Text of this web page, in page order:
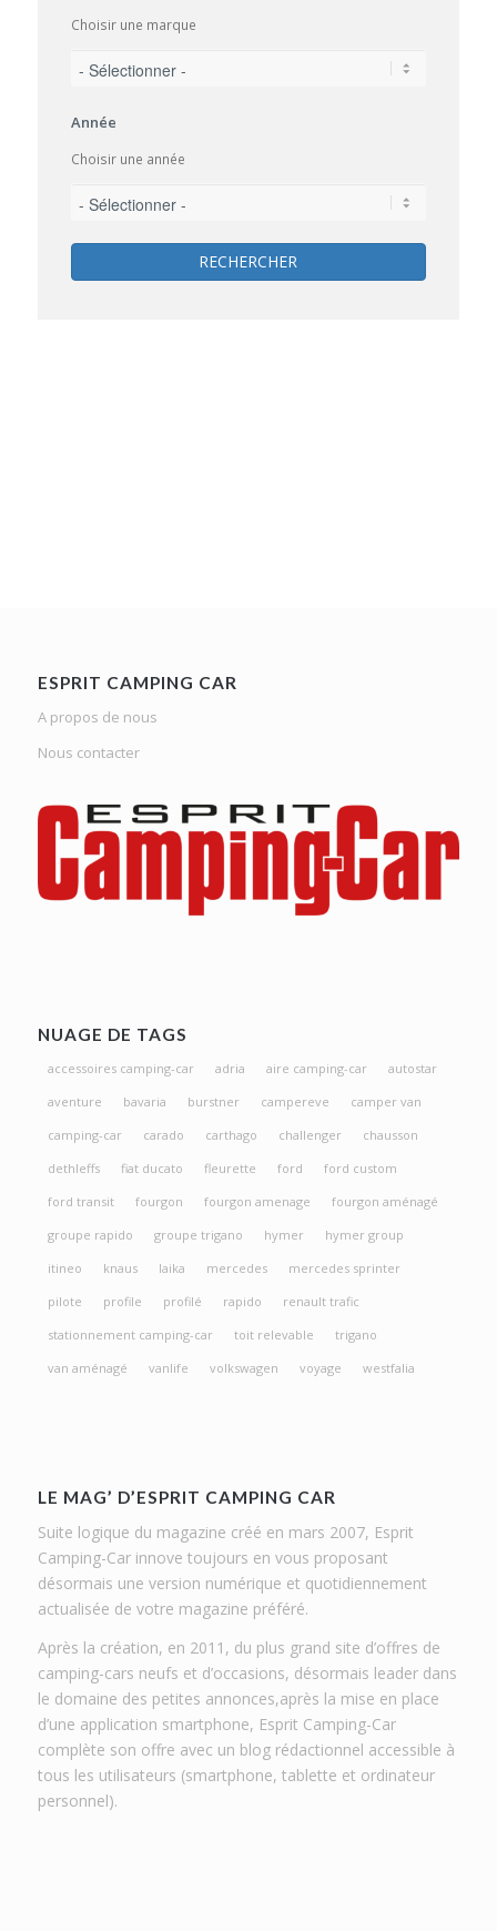
Choisir une marque
Année
Choisir une année
RECHERCHER
ESPRIT CAMPING CAR
A propos de nous
Nous contacter
NUAGE DE TAGS
accessoires camping-car adria aire camping-car
autostar
aventure
bavaria burstner campereve
camper van
camping-car
carado carthago challenger
chausson
dethleffs
fiat ducato fleurette ford
ford custom
ford transit
fourgon fourgon amenage
fourgon aménagé
groupe rapido
groupe trigano hymer
hymer group
itineo
knaus laika mercedes
mercedes sprinter
pilote
profile profilé rapido
renault trafic
stationnement camping-car
toit relevable
trigano
van aménagé
vanlife volkswagen voyage westfalia
LE MAG’ D’ESPRIT CAMPING CAR
Suite logique du magazine créé en mars 2007, Esprit
Camping-Car innove toujours en vous proposant
désormais une version numérique et quotidiennement
actualisée de votre magazine préféré.
Après la création, en 2011, du plus grand site d’offres de
camping-cars neufs et d’occasions, désormais leader dans
le domaine des petites annonces,après la mise en place
d’une application smartphone, Esprit Camping-Car
complète son offre avec un blog rédactionnel accessible à
tous les utilisateurs (smartphone, tablette et ordinateur
personnel).